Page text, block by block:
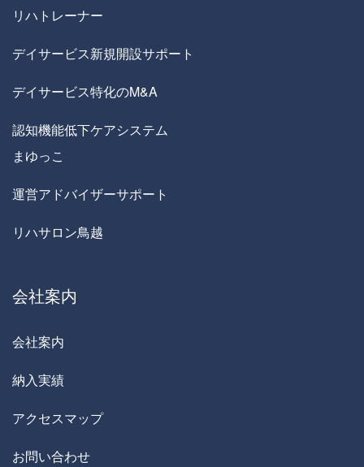
リハトレーナー
デイサービス新規開設サポート
デイサービス特化のM&A
認知機能低下ケアシステム
まゆっこ
運営アドバイザーサポート
リハサロン鳥越
会社案内
会社案内
納入実績
アクセスマップ
お問い合わせ